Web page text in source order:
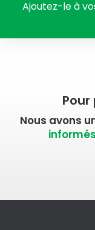
Ajoutez-le à
Pour
Nous avons
informés